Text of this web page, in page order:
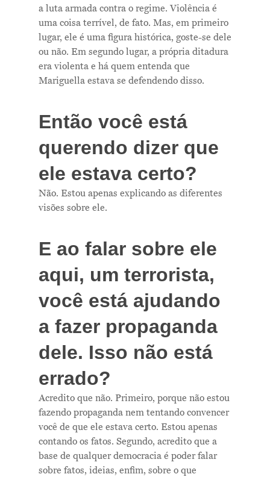
a luta armada contra o regime. Violência é
uma coisa terrível, de fato. Mas, em primeiro
lugar, ele é uma figura histórica, goste-se dele
ou não. Em segundo lugar, a própria ditadura
era violenta e há quem entenda que
Mariguella estava se defendendo disso.
Então você está
querendo dizer que
ele estava certo?
Não. Estou apenas explicando as diferentes
visões sobre ele.
E ao falar sobre ele
aqui, um terrorista,
você está ajudando
a fazer propaganda
dele. Isso não está
errado?
Acredito que não. Primeiro, porque não estou
fazendo propaganda nem tentando convencer
você de que ele estava certo. Estou apenas
contando os fatos. Segundo, acredito que a
base de qualquer democracia é poder falar
sobre fatos, ideias, enfim, sobre o que
Me Explica ?
Notícias
Contatos